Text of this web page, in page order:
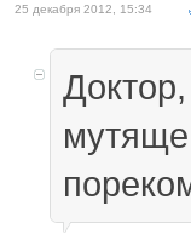
25 декабря 2012, 15:34